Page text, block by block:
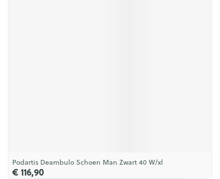
Podartis Deambulo Schoen Man Zwart 40 W/xl
€ 116,90